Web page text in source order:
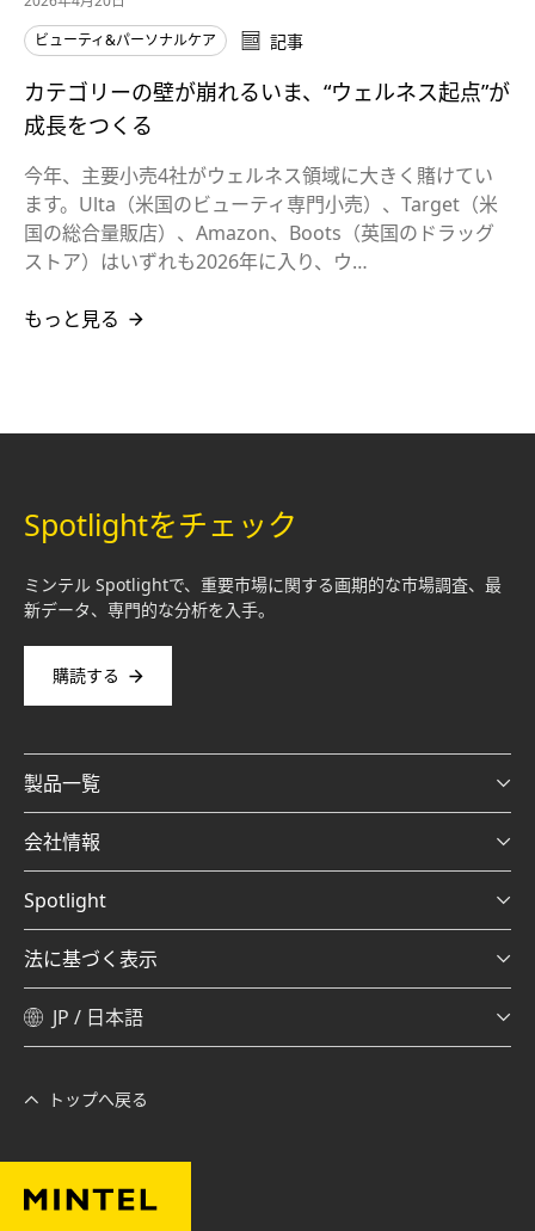
ビューティ&パーソナルケア
記事
カテゴリーの壁が崩れるいま、“ウェルネス起点”が
成長をつくる
今年、主要小売4社がウェルネス領域に大きく賭けてい
ます。Ulta（米国のビューティ専門小売）、Target（米
国の総合量販店）、Amazon、Boots（英国のドラッグ
ストア）はいずれも2026年に入り、ウ…
もっと見る
Spotlightをチェック
ミンテル Spotlightで、重要市場に関する画期的な市場調査、最
新データ、専門的な分析を入手。
購読する
製品一覧
会社情報
Spotlight
法に基づく表示
JP / 日本語
トップへ戻る